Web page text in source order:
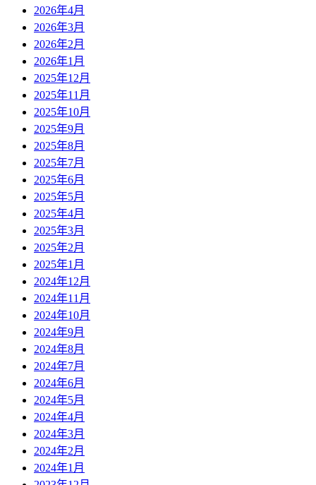
2026年4月
2026年3月
2026年2月
2026年1月
2025年12月
2025年11月
2025年10月
2025年9月
2025年8月
2025年7月
2025年6月
2025年5月
2025年4月
2025年3月
2025年2月
2025年1月
2024年12月
2024年11月
2024年10月
2024年9月
2024年8月
2024年7月
2024年6月
2024年5月
2024年4月
2024年3月
2024年2月
2024年1月